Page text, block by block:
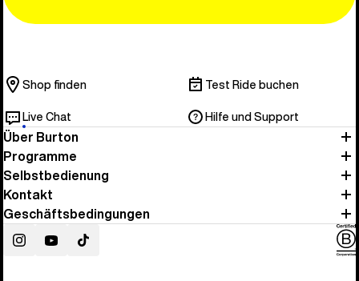
Shop finden Test Ride buchen
Live Chat Hilfe und Support
Über Burton
Programme
Selbstbedienung
Kontakt
Geschäftsbedingungen
InstagramYouTubeTikTok